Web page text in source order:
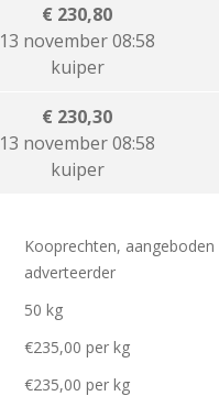
Kooprechten,
adverteerder
50 kg
€235,00 per kg
€235,00 per kg
€ 230,80
13 november 08:58
kuiper
€ 230,30
13 november 08:58
kuiper